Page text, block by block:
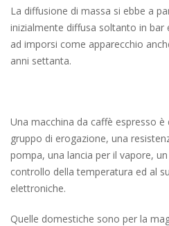
La diffusione di massa si ebbe a
inizialmente diffusa soltanto in bar
ad imporsi come apparecchio
anni settanta.
Una macchina da caffè espresso
gruppo di erogazione, una
pompa, una lancia per il vapore,
controllo della temperatura ed al
elettroniche.
Quelle domestiche sono per la